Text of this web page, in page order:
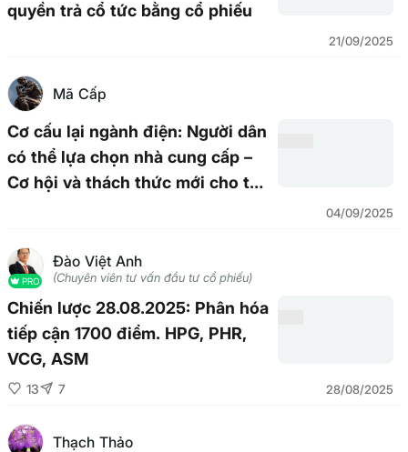
quyền trả cổ tức bằng cổ phiếu
21/09/2025
Mã Cấp
Cơ cấu lại ngành điện: Người dân
có thể lựa chọn nhà cung cấp –
Cơ hội và thách thức mới cho thị
04/09/2025
PRO
Đào Việt Anh
(Chuyên viên tư vấn đầu tư cổ phiếu)
Chiến lược 28.08.2025: Phân hóa
tiếp cận 1700 điểm. HPG, PHR,
VCG, ASM
13 7 28/08/2025
Thạch Thảo